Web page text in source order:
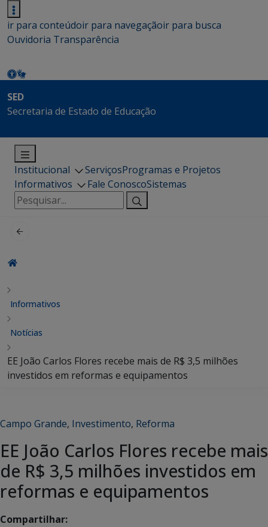
ir para conteúdoir para navegaçãoir para busca
Ouvidoria Transparência
SED
Secretaria de Estado de Educação
Institucional ServiçosProgramas e Projetos
Informativos
Fale ConoscoSistemas
Pesquisar
por:
Informativos
Notícias
EE João Carlos Flores recebe mais de R$ 3,5 milhões
investidos em reformas e equipamentos
Campo Grande, Investimento, Reforma
EE João Carlos Flores recebe mais
de R$ 3,5 milhões investidos em
reformas e equipamentos
Compartilhar: